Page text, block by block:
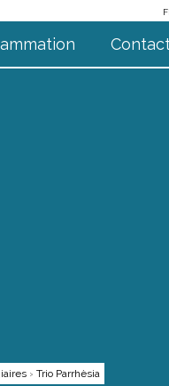
› Trio Parrhèsia